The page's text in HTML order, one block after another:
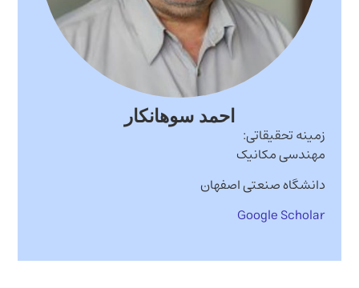
احمد سوهانکار
زمینه تحقیقاتی:
مهندسی مکانیک
دانشگاه صنعتی اصفهان
Google Scholar